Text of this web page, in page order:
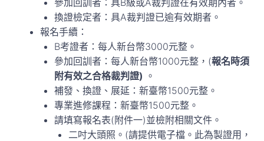
換證檢定者：具A裁判證已逾有效期者。
報名手續：
B考證者：每人新台幣3000元整。
參加回訓者：每人新台幣1000元整，(報名時須
附有效之合格裁判證) 。
補發、換證、展延：新臺幣1500元整。
專業進修課程：新臺幣1500元整。
請填寫報名表(附件一)並檢附相關文件。
二吋大頭照。(請提供電子檔。此為製證用，